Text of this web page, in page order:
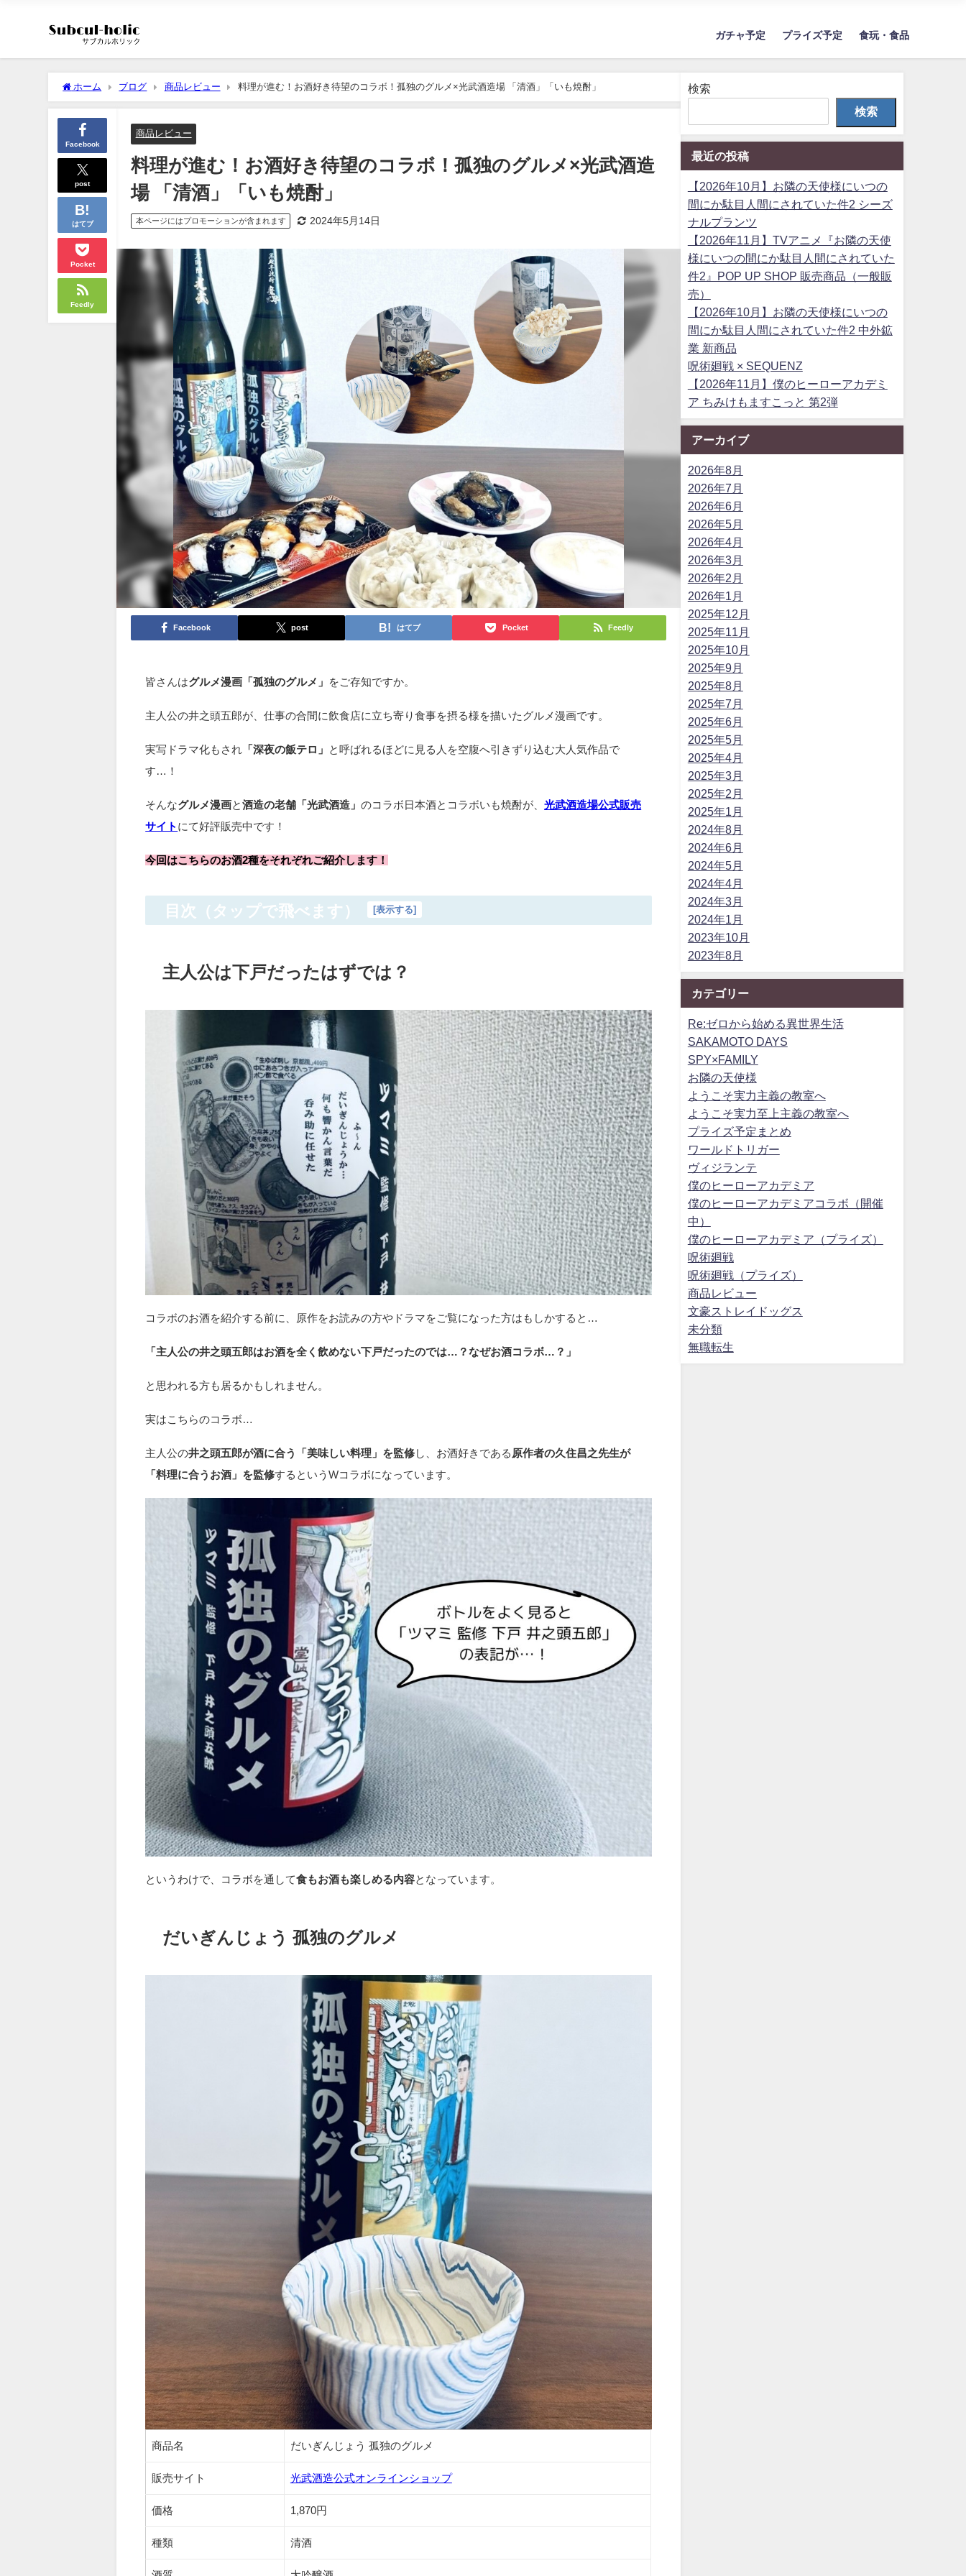
ガチャ予定 プライズ予定 食玩・食品
ホーム ブログ 商品レビュー 料理が進む！お酒好き待望のコラボ！孤独のグルメ×光武酒造場 「清酒」「いも焼酎」
Facebook
post
はてブ
Pocket
Feedly
商品レビュー
料理が進む！お酒好き待望のコラボ！孤独のグルメ×光武酒造
場 「清酒」「いも焼酎」
本ページにはプロモーションが含まれます 2024年5月14日
Facebook post はてブ Pocket Feedly
皆さんはグルメ漫画「孤独のグルメ」 をご存知ですか。
主人公の井之頭五郎が、仕事の合間に飲食店に立ち寄り食事を摂る様を描いたグルメ漫画です。
実写ドラマ化もされ 「深夜の飯テロ」
と呼ばれるほどに見る人を空腹へ引きずり込む大人気作品で
す…！
そんなグルメ漫画 と酒造の老舗「光武酒造」のコラボ日本酒とコラボいも焼酎が、光武酒造場公式販売
サイト にて好評販売中です！
今回はこちらのお酒2種をそれぞれご紹介します！
目次（タップで飛べます） [表示する]
主人公は下戸だったはずでは？
コラボのお酒を紹介する前に、原作をお読みの方やドラマをご覧になった方はもしかすると…
「主人公の井之頭五郎はお酒を全く飲めない下戸だったのでは…？なぜお酒コラボ…？」
と思われる方も居るかもしれません。
実はこちらのコラボ…
主人公の井之頭五郎が酒に合う「美味しい料理」を監修 し、お酒好きである 原作者の久住昌之先生が
「料理に合うお酒」を監修するというWコラボになっています。
というわけで、コラボを通して食もお酒も楽しめる内容となっています。
だいぎんじょう 孤独のグルメ
商品名 だいぎんじょう 孤独のグルメ
販売サイト 光武酒造公式オンラインショップ
価格 1,870円
種類 清酒
検索
検索
最近の投稿
【2026年10月】お隣の天使様にいつの
間にか駄目人間にされていた件2 シーズ
ナルプランツ
【2026年11月】TVアニメ『お隣の天使
様にいつの間にか駄目人間にされていた
件2』POP UP SHOP 販売商品（一般販
売）
【2026年10月】お隣の天使様にいつの
間にか駄目人間にされていた件2 中外鉱
業 新商品
呪術廻戦 × SEQUENZ
【2026年11月】僕のヒーローアカデミ
ア ちみけもますこっと 第2弾
アーカイブ
2026年8月
2026年7月
2026年6月
2026年5月
2026年4月
2026年3月
2026年2月
2026年1月
2025年12月
2025年11月
2025年10月
2025年9月
2025年8月
2025年7月
2025年6月
2025年5月
2025年4月
2025年3月
2025年2月
2025年1月
2024年8月
2024年6月
2024年5月
2024年4月
2024年3月
2024年1月
2023年10月
2023年8月
カテゴリー
Re:ゼロから始める異世界生活
SAKAMOTO DAYS
SPY×FAMILY
お隣の天使様
ようこそ実力主義の教室へ
ようこそ実力至上主義の教室へ
プライズ予定まとめ
ワールドトリガー
ヴィジランテ
僕のヒーローアカデミア
僕のヒーローアカデミアコラボ（開催
中）
僕のヒーローアカデミア（プライズ）
呪術廻戦
呪術廻戦（プライズ）
商品レビュー
文豪ストレイドッグス
未分類
無職転生